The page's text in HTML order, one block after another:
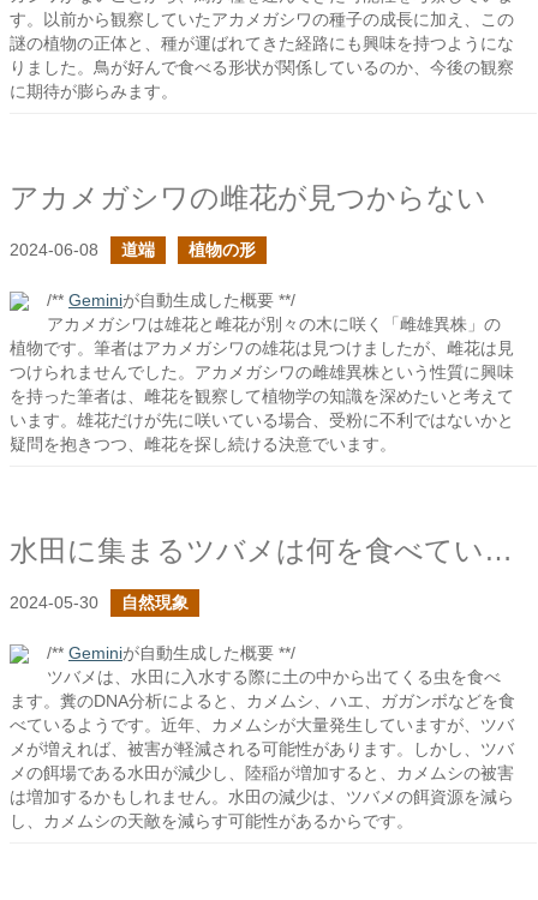
す。以前から観察していたアカメガシワの種子の成長に加え、この
謎の植物の正体と、種が運ばれてきた経路にも興味を持つようにな
りました。鳥が好んで食べる形状が関係しているのか、今後の観察
に期待が膨らみます。
アカメガシワの雌花が見つからない
2024-06-08 道端 植物の形
/** Geminiが自動生成した概要 **/
アカメガシワは雄花と雌花が別々の木に咲く「雌雄異株」の
植物です。筆者はアカメガシワの雄花は見つけましたが、雌花は見
つけられませんでした。アカメガシワの雌雄異株という性質に興味
を持った筆者は、雌花を観察して植物学の知識を深めたいと考えて
います。雄花だけが先に咲いている場合、受粉に不利ではないかと
疑問を抱きつつ、雌花を探し続ける決意でいます。
水田に集まるツバメは何を食べているのだろう？
2024-05-30 自然現象
/** Geminiが自動生成した概要 **/
ツバメは、水田に入水する際に土の中から出てくる虫を食べ
ます。糞のDNA分析によると、カメムシ、ハエ、ガガンボなどを食
べているようです。近年、カメムシが大量発生していますが、ツバ
メが増えれば、被害が軽減される可能性があります。しかし、ツバ
メの餌場である水田が減少し、陸稲が増加すると、カメムシの被害
は増加するかもしれません。水田の減少は、ツバメの餌資源を減ら
し、カメムシの天敵を減らす可能性があるからです。